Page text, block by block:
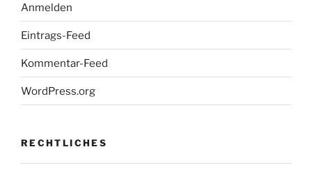
Anmelden
Eintrags-Feed
Kommentar-Feed
WordPress.org
RECHTLICHES